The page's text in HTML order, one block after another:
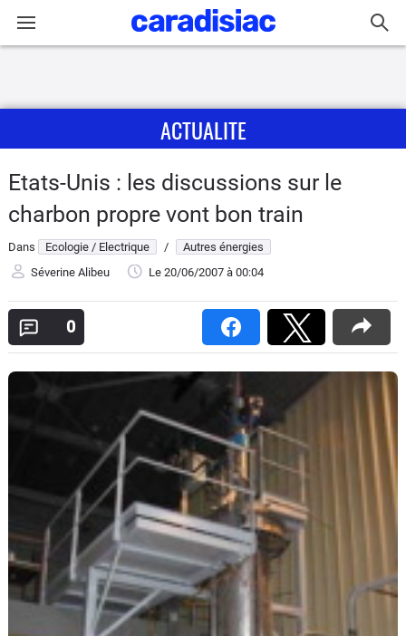
Actu
Essais
Guide
Electriques
Utilitaires
Flottes
Services
Forum
Moto
ACTUALITE
Etats-Unis : les discussions sur le
charbon propre vont bon train
Dans Ecologie / Electrique /
Autres énergies
Séverine Alibeu
Le 20/06/2007 à 00:04
0